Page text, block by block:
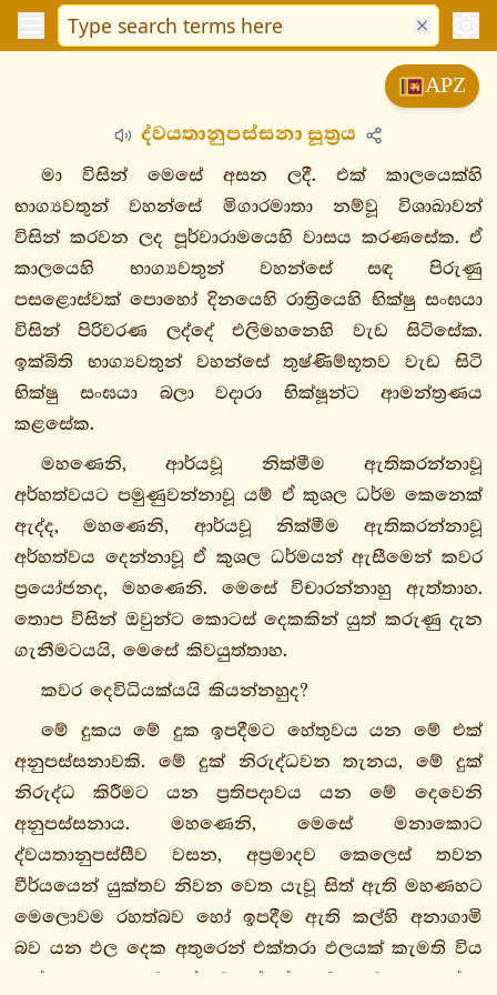
දීඝනිකාය
මජ්ඣිමනිකාය
සංයුත්තනිකාය
අඞ්ගුත්තරනිකාය
ඛුද්දකනිකාය
ඛුද්දකපාඨපාළි
ධම්මපදපාළි
උදානපාළි
ඉතිවුත්තකපාළි
උරගවග්ගො
2.
චුල්ලවග්ගො
3.
මහාවග්ගො
පබ්බජ්ජා
සුත්තං
සුත්තං
සුන්දරිකභාරද්වාජ
සුත්තං
APZ
ද්වයතානුපස්සනා සූත්‍රය
මා විසින් මෙසේ අසන ලදී. එක් කාලයෙක්හි
භාග්‍යවතුන් වහන්සේ මිගාරමාතා නම්වූ විශාඛාවන්
විසින් කරවන ලද පූර්වාරාමයෙහි වාසය කරණසේක. ඒ
කාලයෙහි භාග්‍යවතුන් වහන්සේ සඳ පිරුණු
පසළොස්වක් පොහෝ දිනයෙහි රාත්‍රියෙහි භික්ෂු සංඝයා
විසින් පිරිවරණ ලද්දේ එලිමහනෙහි වැඩ සිටිසේක.
ඉක්බිති භාග්‍යවතුන් වහන්සේ තුෂ්ණිම්භූතව වැඩ සිටි
භික්ෂු සංඝයා බලා වදාරා භික්ෂූන්ට ආමන්ත්‍රණය
කළසේක.
මහණෙනි, ආර්යවූ නික්මීම ඇතිකරන්නාවූ
අර්හත්වයට පමුණුවන්නාවූ යම් ඒ කුශල ධර්ම කෙනෙක්
ඇද්ද, මහණෙනි, ආර්යවූ නික්මීම ඇතිකරන්නාවූ
අර්හත්වය දෙන්නාවූ ඒ කුශල ධර්මයන් ඇසීමෙන් කවර
ප්‍රයෝජනද, මහණෙනි. මෙසේ විචාරන්නාහු ඇත්තාහ.
තොප විසින් ඔවුන්ට කොටස් දෙකකින් යුත් කරුණු දැන
ගැනීමටයයි, මෙසේ කිවයුත්තාහ.
කවර දෙවිධියක්යයි කියන්නහුද?
මේ දුකය මේ දුක ඉපදීමට හේතුවය යන මේ එක්
අනුපස්සනාවකි. මේ දුක් නිරුද්ධවන තැනය, මේ දුක්
නිරුද්ධ කිරීමට යන ප්‍රතිපදාවය යන මේ දෙවෙනි
අනුපස්සනාය. මහණෙනි, මෙසේ මනාකොට
ද්වයතානුපස්සීව වසන, අප්‍රමාදව කෙලෙස් තවන
වීර්යයෙන් යුක්තව නිවන වෙත යැවූ සිත් ඇති මහණහට
මෙලොවම රහත්බව හෝ ඉපදීම ඇති කල්හි අනාගාමි
බව යන ඵල දෙක අතුරෙන් එක්තරා ඵලයක් කැමති විය
යුත්තාහ. භාග්‍යවතුන් වහන්සේ මෙය වදාළ සේක.